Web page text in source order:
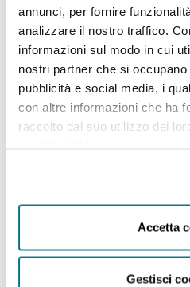
annunci, per fornire
analizzare il nostro traffico.
informazioni sul modo in cui
nostri partner che si
pubblicità e social media, i
con altre informazioni che ha
raccolto dal suo utilizzo dei
Accetta
Gestisci
Alessandro Cattaneo è
questioni strategiche di
del Ministero degli Affari
Internazionale, la cui
altri – gli aspetti diplomatici
contro-terrorismo,
partner, definizione della
temi di attualità
strategiche e politico-